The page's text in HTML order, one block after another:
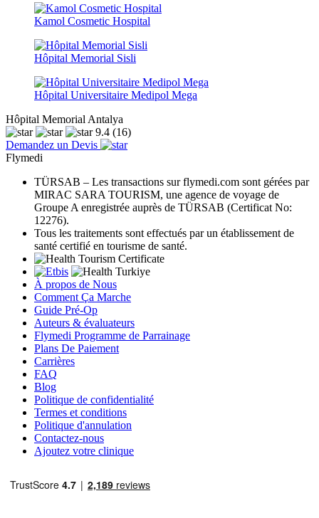
Kamol Cosmetic Hospital
Hôpital Memorial Sisli
Hôpital Universitaire Medipol Mega
Hôpital Memorial Antalya
9.4 (16)
Demandez un Devis
Flymedi
TÜRSAB – Les transactions sur flymedi.com sont gérées par
MIRAC SARA TOURISM, une agence de voyage de
Groupe A enregistrée auprès de TÜRSAB (Certificat No:
12276).
Tous les traitements sont effectués par un établissement de
santé certifié en tourisme de santé.
À propos de Nous
Comment Ça Marche
Guide Pré-Op
Auteurs & évaluateurs
Flymedi Programme de Parrainage
Plans De Paiement
Carrières
FAQ
Blog
Politique de confidentialité
Termes et conditions
Politique d'annulation
Contactez-nous
Ajoutez votre clinique